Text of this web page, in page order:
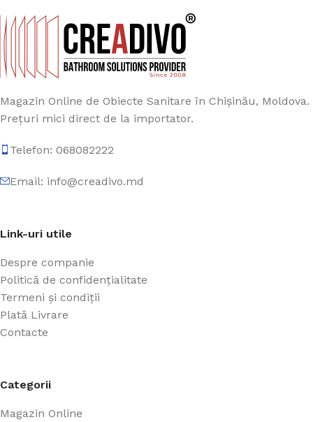
Magazin Online de Obiecte Sanitare în Chișinău, Moldova.
Prețuri mici direct de la importator.
Telefon: 068082222
Email: info@creadivo.md
Link-uri utile
Despre companie
Politică de confidențialitate
Termeni și condiții
Plată Livrare
Contacte
Categorii
Magazin Online